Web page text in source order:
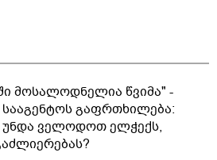
მოსალოდნელია წვიმა" -
გაფრთხილება:
ველოდოთ ელჭექს,